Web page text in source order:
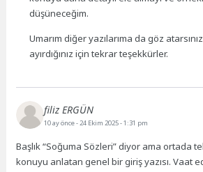
düşüneceğim.
Umarım diğer yazılarıma da göz
ayırdığınız için tekrar teşekkürler.
filiz ERGÜN
10 ay önce- 24 Ekim 2025 - 1:31 pm
Başlık “Soğuma Sözleri” diyor ama ortada
konuyu anlatan genel bir giriş yazısı. Vaat